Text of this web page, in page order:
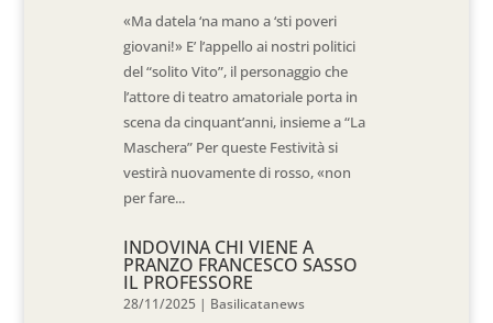
«Ma datela ‘na mano a ‘sti poveri
giovani!» E’ l’appello ai nostri politici
del “solito Vito”, il personaggio che
l’attore di teatro amatoriale porta in
scena da cinquant’anni, insieme a “La
Maschera” Per queste Festività si
vestirà nuovamente di rosso, «non
per fare...
INDOVINA CHI VIENE A
PRANZO FRANCESCO SASSO
IL PROFESSORE
28/11/2025 | Basilicatanews